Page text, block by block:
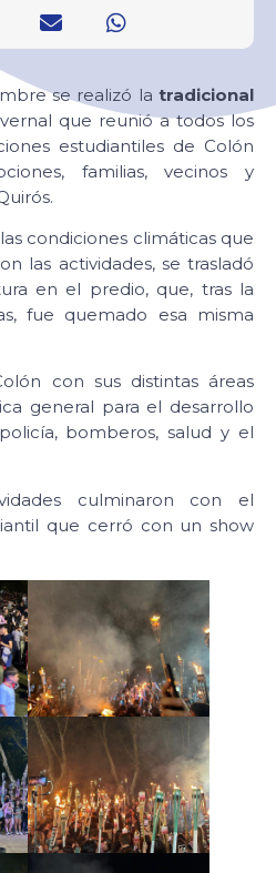
se realizó la tradicional
que reunió a todos los
estudiantiles de Colón
familias, vecinos y
condiciones climáticas que
las actividades, se trasladó
en el predio, que, tras la
fue quemado esa misma
con sus distintas áreas
general para el desarrollo
bomberos, salud y el
culminaron con el
que cerró con un show